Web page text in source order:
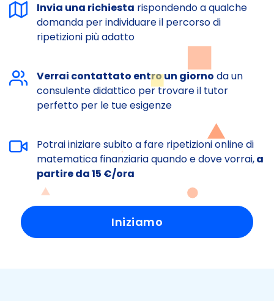
Invia una richiesta rispondendo a qualche
domanda per individuare il percorso di
ripetizioni più adatto
Verrai contattato entro un giorno da un
consulente didattico per trovare il tutor
perfetto per le tue esigenze
Potrai iniziare subito a fare ripetizioni online di
matematica finanziaria quando e dove vorrai,a
partire da 15 €/ora
Iniziamo